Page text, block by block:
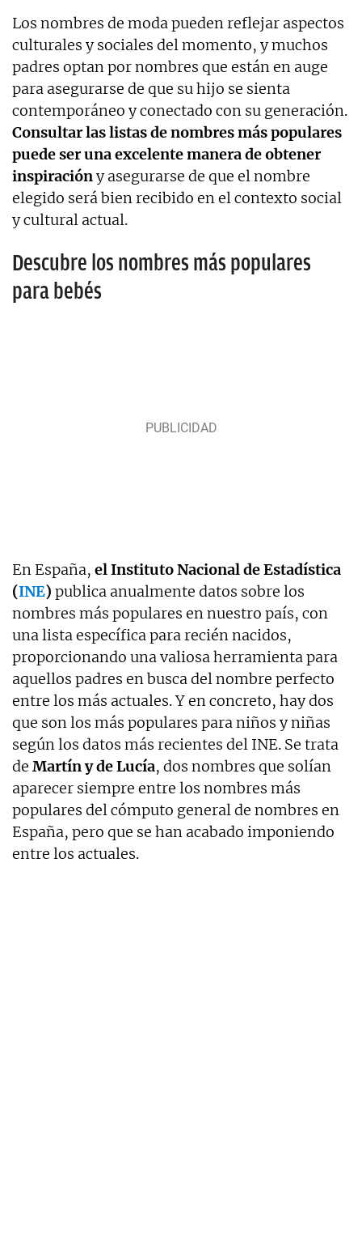
Los nombres de moda pueden reflejar aspectos
culturales y sociales del momento, y muchos
padres optan por nombres que están en auge
para asegurarse de que su hijo se sienta
contemporáneo y conectado con su generación.
Consultar las listas de nombres más populares
puede ser una excelente manera de obtener
inspiracióny asegurarse de que el nombre
elegido será bien recibido en el contexto social
y cultural actual.
Descubre los nombres más populares
para bebés
En España, el Instituto Nacional de Estadística
(INE) publica anualmente datos sobre los
nombres más populares en nuestro país, con
una lista específica para recién nacidos,
proporcionando una valiosa herramienta para
aquellos padres en busca del nombre perfecto
entre los más actuales. Y en concreto, hay dos
que son los más populares para niños y niñas
según los datos más recientes del INE. Se trata
de Martín y de Lucía, dos nombres que solían
aparecer siempre entre los nombres más
populares del cómputo general de nombres en
España, pero que se han acabado imponiendo
entre los actuales.